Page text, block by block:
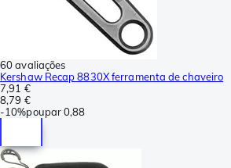
60 avaliações
Kershaw Recap 8830X ferramenta de chaveiro
7,91 €
8,79 €
-10%poupar0,88